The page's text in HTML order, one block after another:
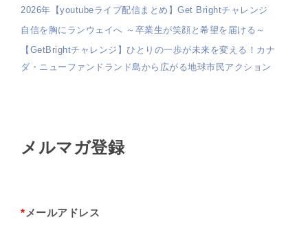
2026年【youtubeライブ配信まとめ】Get Brightチャレンジ
自信を胸にランウェイへ ～卒業生が笑顔と希望を届ける～
【GetBrightチャレンジ】ひとりの一歩が未来を変える！カナ
ダ・ニューファンドランド島から広がる地球市民アクション
メルマガ登録
* メールアドレス